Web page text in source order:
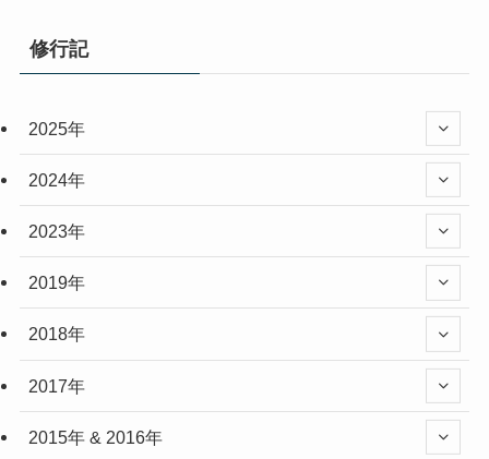
修行記
2025年
2024年
2023年
2019年
2018年
2017年
2015年 & 2016年